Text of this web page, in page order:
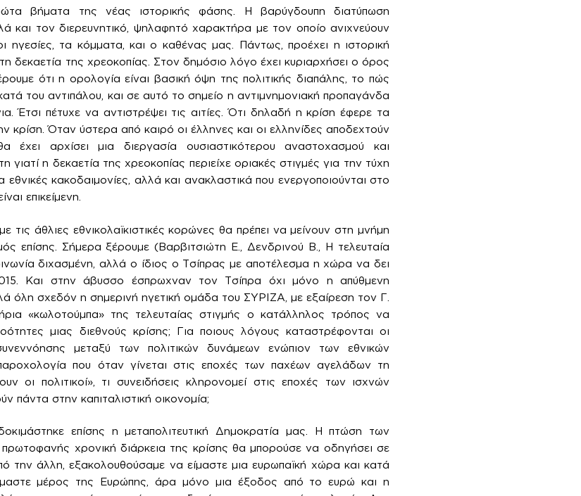
βήματα της νέας ιστορικής φάσης. Η βαρύγδουπη διατύπωση
και τον διερευνητικό, ψηλαφητό χαρακτήρα με τον οποίο ανιχνεύουν
ηγεσίες, τα κόμματα, και ο καθένας μας. Πάντως, προέχει η ιστορική
δεκαετία της χρεοκοπίας. Στον δημόσιο λόγο έχει κυριαρχήσει ο όρος
ότι η ορολογία είναι βασική όψη της πολιτικής διαπάλης, το πώς
του αντιπάλου, και σε αυτό το σημείο η αντιμνημονιακή προπαγάνδα
Έτσι πέτυχε να αντιστρέψει τις αιτίες. Ότι δηλαδή η κρίση έφερε τα
κρίση. Όταν ύστερα από καιρό οι έλληνες και οι ελληνίδες αποδεχτούν
έχει αρχίσει μια διεργασία ουσιαστικότερου αναστοχασμού και
γιατί η δεκαετία της χρεοκοπίας περιείχε οριακές στιγμές για την τύχη
κακοδαιμονίες, αλλά και ανακλαστικά που ενεργοποιούνται στο
επικείμενη.
άθλιες εθνικολαϊκιστικές κορώνες θα πρέπει να μείνουν στη μνήμη
επίσης. Σήμερα ξέρουμε (Βαρβιτσιώτη Ε., Δενδρινού Β., Η τελευταία
διχασμένη, αλλά ο ίδιος ο Τσίπρας με αποτέλεσμα η χώρα να δει
Και στην άβυσσο έσπρωχναν τον Τσίπρα όχι μόνο η απύθμενη
όλη σχεδόν η σημερινή ηγετική ομάδα του ΣΥΡΙΖΑ, με εξαίρεση τον Γ.
«κωλοτούμπα» της τελευταίας στιγμής ο κατάλληλος τρόπος να
μιας διεθνούς κρίσης; Για ποιους λόγους καταστρέφονται οι
μεταξύ των πολιτικών δυνάμεων ενώπιον των εθνικών
που όταν γίνεται στις εποχές των παχέων αγελάδων τη
οι πολιτικοί», τι συνειδήσεις κληρονομεί στις εποχές των ισχνών
πάντα στην καπιταλιστική οικονομία;
επίσης η μεταπολιτευτική Δημοκρατία μας. Η πτώση των
χρονική διάρκεια της κρίσης θα μπορούσε να οδηγήσει σε
την άλλη, εξακολουθούσαμε να είμαστε μια ευρωπαϊκή χώρα και κατά
μέρος της Ευρώπης, άρα μόνο μια έξοδος από το ευρώ και η